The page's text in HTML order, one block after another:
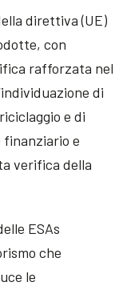
direttiva (UE)
con
rafforzata nel
di
e di
finanziario e
verifica della
ESAs
che
le